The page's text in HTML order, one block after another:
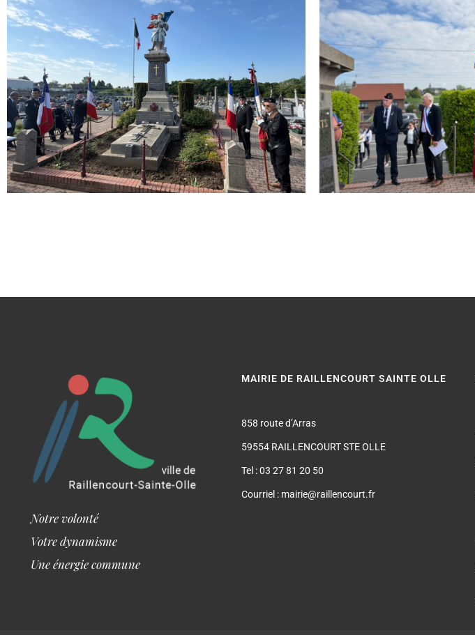
Notre volonté
Votre dynamisme
Une énergie commune
MAIRIE DE RAILLENCOURT SAINTE OLLE
858 route d’Arras
59554 RAILLENCOURT STE OLLE
Tel : 03 27 81 20 50
Courriel : mairie@raillencourt.fr